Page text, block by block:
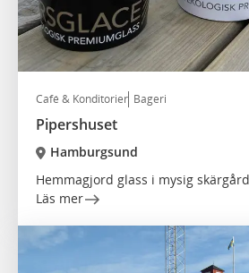
Café & Konditorier Bageri
Pipershuset
Hamburgsund
Hemmagjord glass i mysig
Läs mer